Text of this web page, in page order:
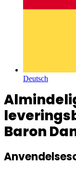
Deutsch
Baron